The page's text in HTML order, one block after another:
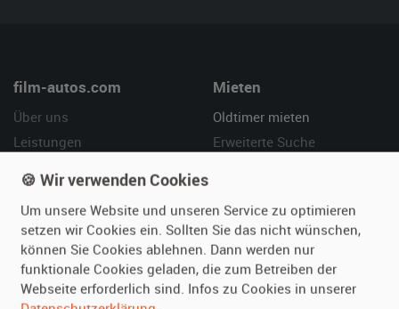
film-autos.com
Über uns
Leistungen
Kundenmeinungen
Mieten
Oldtimer mieten
Erweiterte Suche
Vermieten
Oldtimer anmelden
Fotos senden
Hilfe
Häufige Fragen (FAQ)
So funktioniert's
🍪 Wir verwenden Cookies
Um unsere Website und unseren Service zu optimieren
setzen wir Cookies ein. Sollten Sie das nicht wünschen,
können Sie Cookies ablehnen. Dann werden nur
funktionale Cookies geladen, die zum Betreiben der
Webseite erforderlich sind. Infos zu Cookies in unserer